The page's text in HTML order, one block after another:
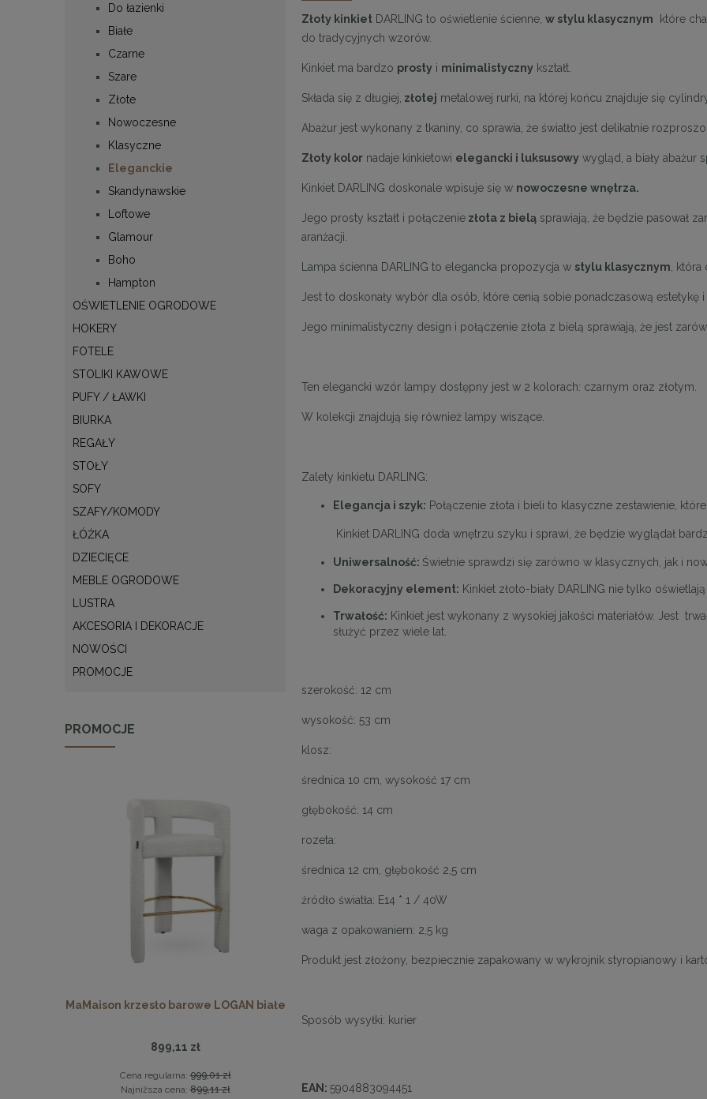
Do łazienki
Białe
Czarne
Szare
Złote
Nowoczesne
Klasyczne
Eleganckie
Skandynawskie
Loftowe
Glamour
Boho
Hampton
OŚWIETLENIE OGRODOWE
HOKERY
FOTELE
STOLIKI KAWOWE
PUFY / ŁAWKI
BIURKA
REGAŁY
STOŁY
SOFY
SZAFY/KOMODY
ŁÓŻKA
DZIECIĘCE
MEBLE OGRODOWE
LUSTRA
AKCESORIA I DEKORACJE
NOWOŚCI
PROMOCJE
PROMOCJE
MaMaison krzesło barowe LOGAN białe
899,11 zł
Cena regularna:999,01 zł
Najniższa cena:899,11 zł
Najniższa cena:494,10 zł
Złoty kinkiet DARLING to oświetlenie ścienne, w stylu klasycznym które
do tradycyjnych wzorów.
Kinkiet ma bardzo prosty i minimalistyczny kształt.
Składa się z długiej, złotej metalowej rurki, na której końcu znajduje się
Abażur jest wykonany z tkaniny, co sprawia, że światło jest delikatnie
Złoty kolor nadaje kinkietowi elegancki i luksusowy wygląd, a biały abażur
Kinkiet DARLING doskonale wpisuje się w nowoczesne wnętrza.
Jego prosty kształt i połączenie złota z bielą sprawiają, że będzie pasował
aranżacji.
Lampa ścienna DARLING to elegancka propozycja w stylu klasycznym ,
Jest to doskonały wybór dla osób, które cenią sobie ponadczasową estetykę
Jego minimalistyczny design i połączenie złota z bielą sprawiają, że jest
Ten elegancki wzór lampy dostępny jest w 2 kolorach: czarnym oraz złotym.
W kolekcji znajdują się również lampy wiszące.
Zalety kinkietu DARLING:
Elegancja i szyk: Połączenie złota i bieli to klasyczne zestawienie,
Kinkiet DARLING doda wnętrzu szyku i sprawi, że będzie wyglądał
Uniwersalność: Świetnie sprawdzi się zarówno w klasycznych, jak i
Dekoracyjny element: Kinkiet złoto-biały DARLING nie tylko
Trwałość: Kinkiet jest wykonany z wysokiej jakości materiałów. Jest
służyć przez wiele lat.
szerokość: 12 cm
wysokość: 53 cm
klosz:
średnica 10 cm, wysokość 17 cm
głębokość: 14 cm
rozeta:
średnica 12 cm, głębokość 2,5 cm
źródło światła: E14 * 1 / 40W
waga z opakowaniem: 2,5 kg
Produkt jest złożony, bezpiecznie zapakowany w wykrojnik styropianowy i
Sposób wysyłki: kurier
EAN: 5904883094451